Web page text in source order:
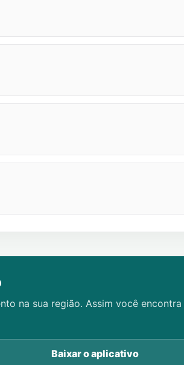
na sua região. Assim você encontra
Baixar o aplicativo